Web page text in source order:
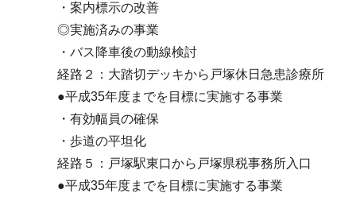
・案内標示の改善
◎実施済みの事業
・バス降車後の動線検討
経路２：大踏切デッキから戸塚休日急患診療所
●平成35年度までを目標に実施する事業
・有効幅員の確保
・歩道の平坦化
経路５：戸塚駅東口から戸塚県税事務所入口
●平成35年度までを目標に実施する事業